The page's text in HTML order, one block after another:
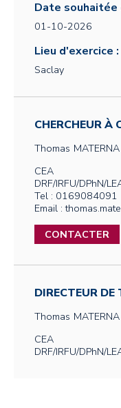
Date
01-10-2026
Lieu d'exercice :
Saclay
CHERCHEUR À
Thomas MATERNA
CEA
DRF/IRFU/DPhN/
Tel : 0169084091
Email :
CONTACTER
DIRECTEUR DE
Thomas MATERNA
CEA
DRF/IRFU/DPhN/